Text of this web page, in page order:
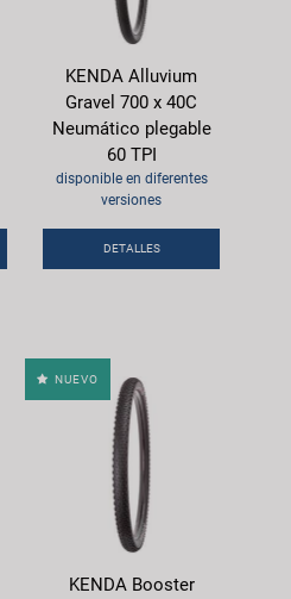
KENDA Alluvium
Gravel 700 x 40C
Neumático plegable
60 TPI
disponible en diferentes
versiones
DETALLES
NUEVO
KENDA Booster